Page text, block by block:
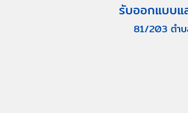
รับออกแบบแ
81/203 ตำบ